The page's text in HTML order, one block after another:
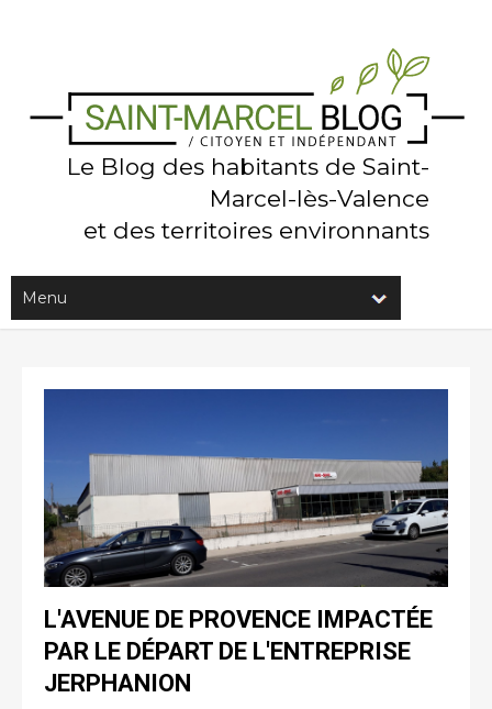
Le Blog des habitants de Saint-
Marcel-lès-Valence
et des territoires environnants
L'AVENUE DE PROVENCE IMPACTÉE
PAR LE DÉPART DE L'ENTREPRISE
JERPHANION